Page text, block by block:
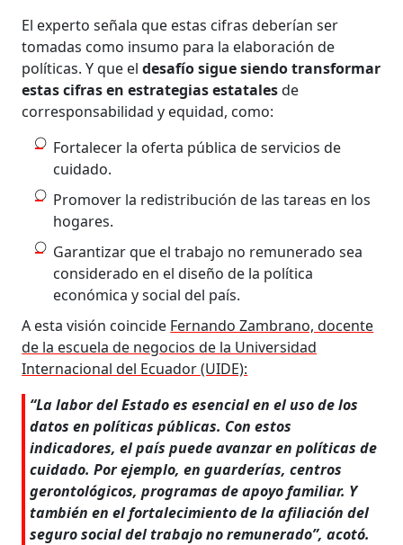
El experto señala que estas cifras deberían ser
tomadas como insumo para la elaboración de
políticas. Y que eldesafío sigue siendo transformar
estas cifras en estrategias estatalesde
corresponsabilidad y equidad, como:
Fortalecer la oferta pública de servicios de
cuidado.
Promover la redistribución de las tareas en los
hogares.
Garantizar que el trabajo no remunerado sea
considerado en el diseño de la política
económica y social del país.
A esta visión coincide Fernando Zambrano, docente
de la escuela de negocios de la Universidad
Internacional del Ecuador (UIDE):
“La labor del Estado es esencial en el uso de los
datos en políticas públicas. Con estos
indicadores, el país puede avanzar en políticas de
cuidado. Por ejemplo, en guarderías, centros
gerontológicos, programas de apoyo familiar. Y
también en el fortalecimiento de la afiliación del
seguro social del trabajo no remunerado”, acotó.